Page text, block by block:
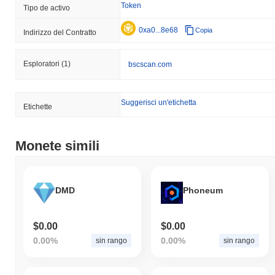
Tipo de activo Token
Indirizzo del Contratto 0xa0...8e68 Copia
Esploratori (1) bscscan.com
Etichette Suggerisci un'etichetta
Monete simili
DMD
$0.00
0.00% sin rango
Phoneum
$0.00
0.00% sin rango